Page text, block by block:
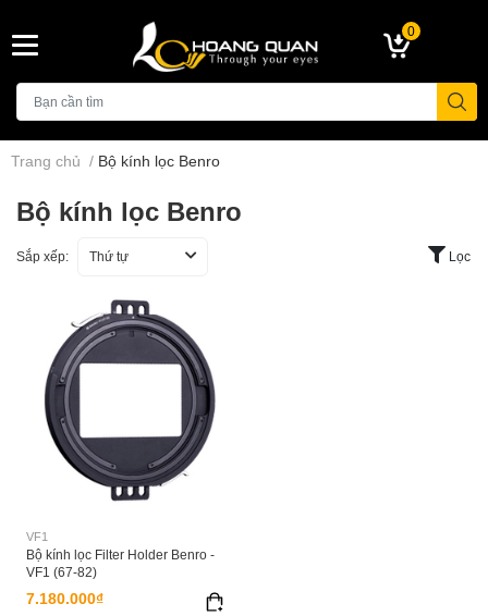
0
Trang chủ / Bộ kính lọc Benro
Bộ kính lọc Benro
Sắp xếp: Thứ tự Lọc
VF1
Bộ kính lọc Filter Holder Benro -
VF1 (67-82)
7.180.000₫